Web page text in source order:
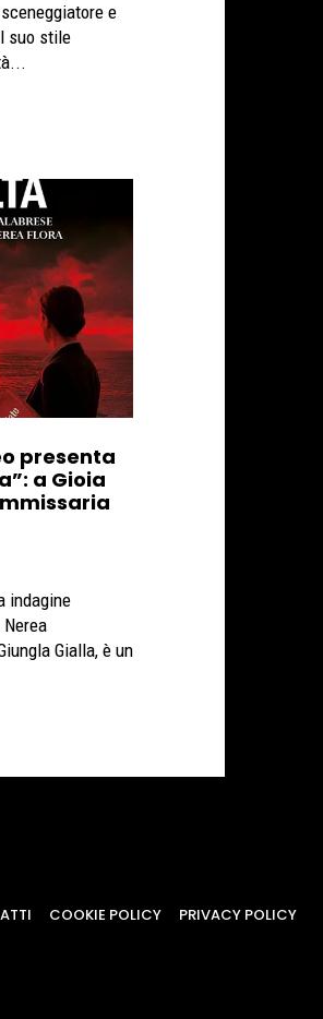
e
suo stile
presenta
a Gioia
indagine
Gialla, è un
COOKIE POLICY PRIVACY POLICY